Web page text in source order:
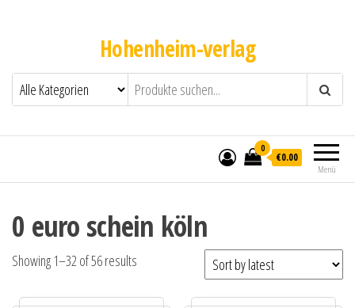
Hohenheim-verlag
Menü
0
€0.00
0 euro schein köln
Showing 1–32 of 56 results